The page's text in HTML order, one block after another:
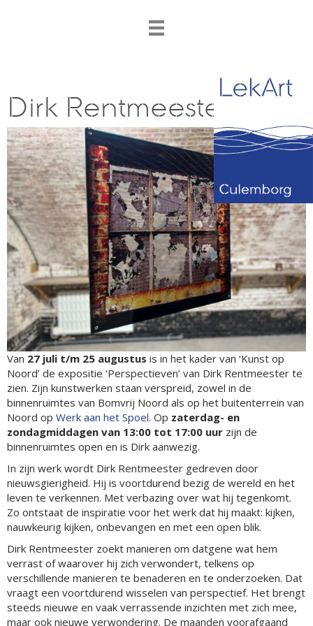
Dirk Rentmeester
Van 27 juli t/m 25 augustus is in het kader van ‘Kunst op
Noord’ de expositie ‘Perspectieven’ van Dirk Rentmeester te
zien. Zijn kunstwerken staan verspreid, zowel in de
binnenruimtes van Bomvrij Noord als op het buitenterrein van
Noord op Werk aan het Spoel. Op zaterdag- en
zondagmiddagen van 13:00 tot 17:00 uur zijn de
binnenruimtes open en is Dirk aanwezig.
In zijn werk wordt Dirk Rentmeester gedreven door
nieuwsgierigheid. Hij is voortdurend bezig de wereld en het
leven te verkennen. Met verbazing over wat hij tegenkomt.
Zo ontstaat de inspiratie voor het werk dat hij maakt: kijken,
nauwkeurig kijken, onbevangen en met een open blik.
Dirk Rentmeester zoekt manieren om datgene wat hem
verrast of waarover hij zich verwondert, telkens op
verschillende manieren te benaderen en te onderzoeken. Dat
vraagt een voortdurend wisselen van perspectief. Het brengt
steeds nieuwe en vaak verrassende inzichten met zich mee,
maar ook nieuwe verwondering. De maanden voorafgaand